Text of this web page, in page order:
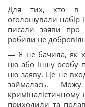
Для тих, хто в
оголошували набір
писали заяви
робили це
— Я не бачила, як
цю або іншу особу
цю заяву. Це не
займалась.
криміналістичному
приходили та